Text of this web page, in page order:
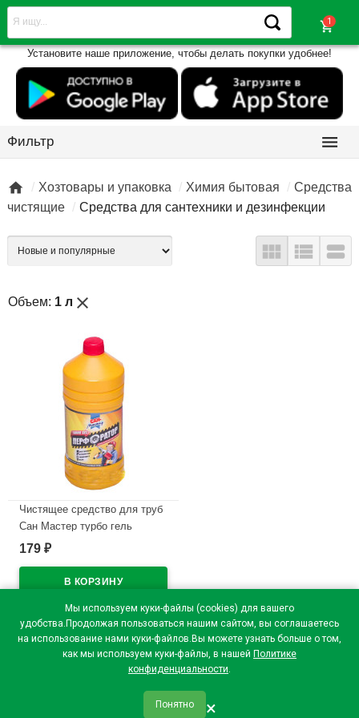
Мы используем куки-файлы (cookies) для вашего
удобства.Продолжая пользоваться нашим сайтом, вы соглашаетесь
на использование нами куки-файлов.Вы можете узнать больше о том,
как мы используем куки-файлы, в нашей Политике
конфиденциальности.
Понятно ×
shopping_cart
Установите наше приложение, чтобы делать покупки удобнее!
Фильтр 
 Хозтовары и упаковка Химия бытовая
Средства
чистящие
Средства для сантехники и дезинфекции
  
Объем: 1 л close
Чистящее средство для труб
Сан Мастер турбо гель
1000мл
179 ₽